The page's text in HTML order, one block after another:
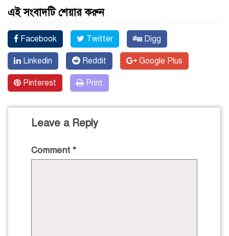
এই সংবাদটি শেয়ার করুন
Facebook Twitter Digg
Linkedin Reddit Google Plus
Pinterest Print
Leave a Reply
Comment *